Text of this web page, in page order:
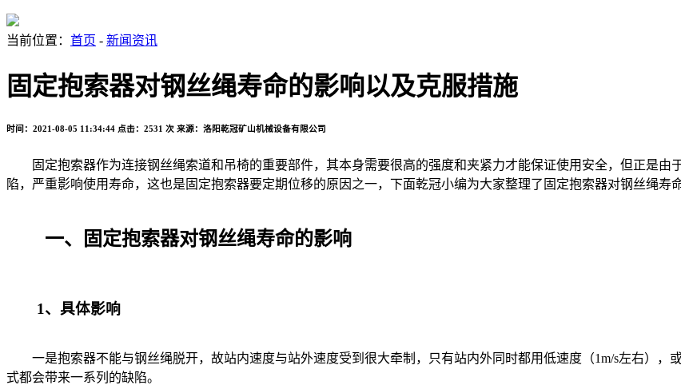
当前位置： 首页 - 新闻资讯
固定抱索器对钢丝绳寿命的影响以及克服措施
时间：2021-08-05 11:34:44 点击：2531 次 来源：洛阳乾冠矿山机械设备有限公司
固定抱索器作为连接钢丝绳索道和吊椅的重要部件，其本身需要很高的强度和夹紧力才能保证使用安全，但正是由
陷，严重影响使用寿命，这也是固定抱索器要定期位移的原因之一，下面乾冠小编为大家整理了固定抱索器对钢丝绳寿
一、固定抱索器对钢丝绳寿命的影响
1、具体影响
一是抱索器不能与钢丝绳脱开，故站内速度与站外速度受到很大牵制，只有站内外同时都用低速度（1m/s左右），
式都会带来一系列的缺陷。